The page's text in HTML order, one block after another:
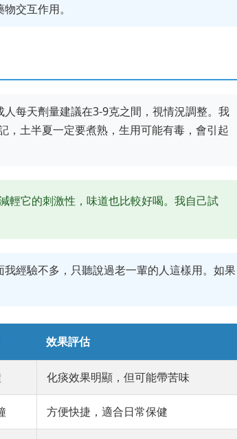
交互作用。
每天劑量建議在3-9克之間，視情況調整。我
，土半夏一定要煮熟，生用可能有毒，會引起
輕它的刺激性，味道也比較好喝。我自己試
經驗不多，只聽說過老一輩的人這樣用。如果
效果評估
化痰效果明顯，但可能帶苦味
方便快捷，適合日常保健